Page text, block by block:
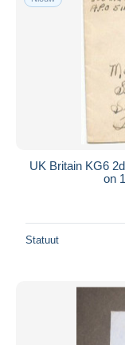
UK Britain KG6
on
Statuut